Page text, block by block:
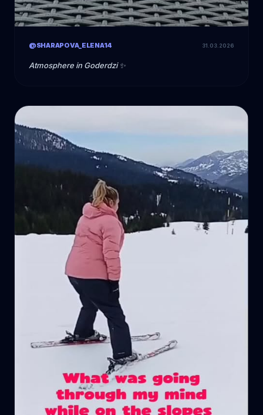
@SHARAPOVA_ELENA14 31.03.2026
Atmosphere in Goderdzi ✨